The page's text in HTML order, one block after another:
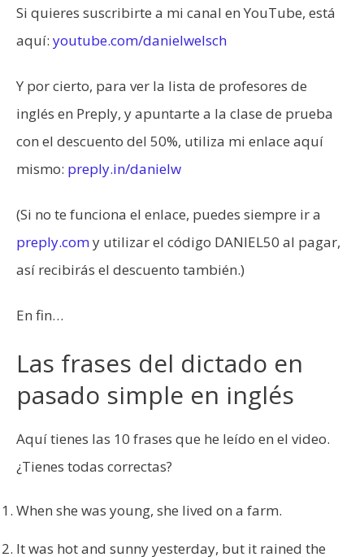
Si quieres suscribirte a mi canal en YouTube, está
aquí: youtube.com/danielwelsch
Y por cierto, para ver la lista de profesores de
inglés en Preply, y apuntarte a la clase de prueba
con el descuento del 50%, utiliza mi enlace aquí
mismo: preply.in/danielw
(Si no te funciona el enlace, puedes siempre ir a
preply.comy utilizar el código DANIEL50 al pagar,
así recibirás el descuento también.)
En fin…
Las frases del dictado en
pasado simple en inglés
Aquí tienes las 10 frases que he leído en el video.
¿Tienes todas correctas?
When she was young, she lived on a farm.
It was hot and sunny yesterday, but it rained the